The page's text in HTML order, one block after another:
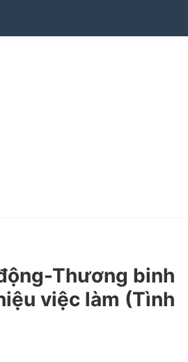
Thương binh
việc làm (Tình